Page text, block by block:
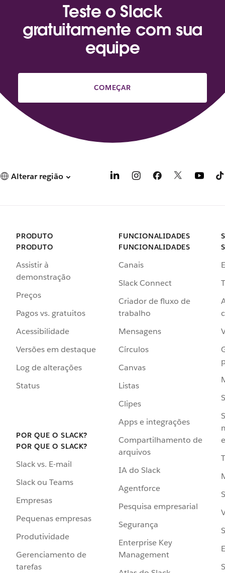
Teste o Slack
gratuitamente com sua
equipe
COMEÇAR
Alterar região
PRODUTO
PRODUTO
Assistir à
demonstração
Preços
Pagos vs. gratuitos
Acessibilidade
Versões em destaque
Log de alterações
Status
POR QUE O SLACK?
POR QUE O SLACK?
Slack vs. E-mail
Slack ou Teams
Empresas
Pequenas empresas
Produtividade
Gerenciamento de
tarefas
FUNCIONALIDADES
FUNCIONALIDADES
Canais
Slack Connect
Criador de fluxo de
trabalho
Mensagens
Círculos
Canvas
Listas
Clipes
Apps e integrações
Compartilhamento de
arquivos
IA do Slack
Agentforce
Pesquisa empresarial
Segurança
Enterprise Key
Management